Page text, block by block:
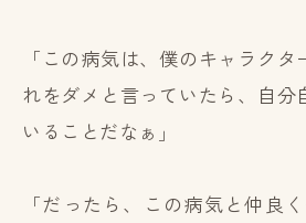
「この病気は、僕のキャラク
れをダメと言っていたら、自分
いることだなぁ」
「だったら、この病気と仲良